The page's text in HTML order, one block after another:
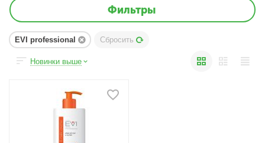
Фильтры
EVI professional Сбросить
Новинки выше